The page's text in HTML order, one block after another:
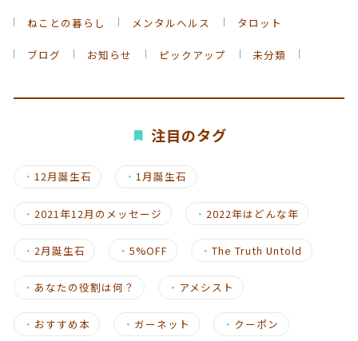
ねことの暮らし メンタルヘルス タロット
ブログ お知らせ ピックアップ 未分類
注目のタグ
・ 12月誕生石 ・1月誕生石
・ 2021年12月のメッセージ ・ 2022年はどんな年
・ 2月誕生石 ・5%OFF ・The Truth Untold
・ あなたの役割は何？ ・ アメシスト
・ おすすめ本 ・ ガーネット ・ クーポン